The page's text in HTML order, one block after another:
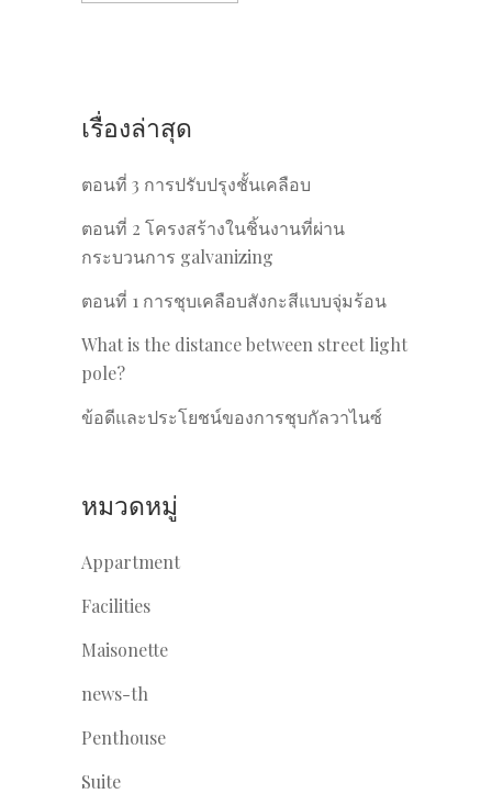
เรื่องล่าสุด
ตอนที่ 3 การปรับปรุงชั้นเคลือบ
ตอนที่ 2 โครงสร้างในชิ้นงานที่ผ่าน
กระบวนการ galvanizing
ตอนที่ 1 การชุบเคลือบสังกะสีแบบจุ่มร้อน
What is the distance between street light
pole?
ข้อดีและประโยชน์ของการชุบกัลวาไนซ์
หมวดหมู่
Appartment
Facilities
Maisonette
news-th
Penthouse
Suite